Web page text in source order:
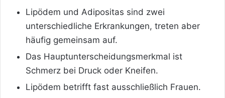
Lipödem und Adipositas sind zwei
unterschiedliche Erkrankungen, treten aber
häufig gemeinsam auf.
Das Hauptunterscheidungsmerkmal ist
Schmerz bei Druck oder Kneifen.
Lipödem betrifft fast ausschließlich Frauen.